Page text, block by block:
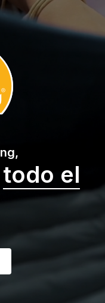
todo el